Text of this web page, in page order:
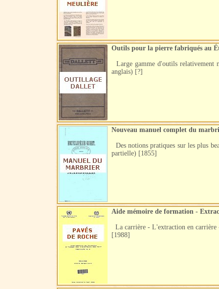
Outils pour la pierre fabriqués au
Large gamme d'outils relativement
anglais) [?]
Nouveau manuel complet du
Des notions pratiques sur les plus
partielle) [1855]
Aide mémoire de formation -
La carrière - L'extraction en carrière
[1988]